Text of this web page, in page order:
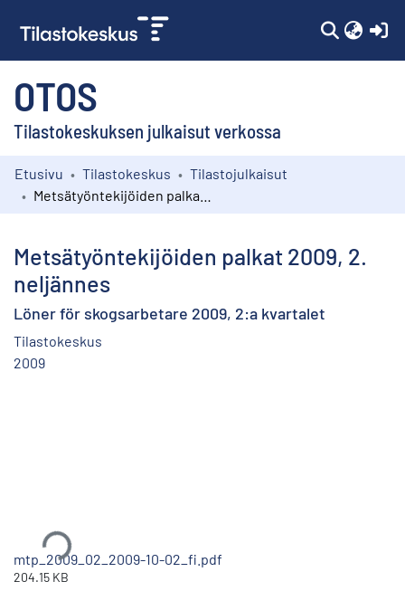
OTOS
Tilastokeskuksen julkaisut verkossa
Kokoelmat
Etusivu Tilastokeskus
Tilastojulkaisut
Metsätyöntekijöiden palkat 2009, 2.
neljännes
Löner för skogsarbetare 2009, 2:a kvartalet
Tilastokeskus
2009
mtp_2009_02_2009-10-02_fi.pdf
204.15 KB